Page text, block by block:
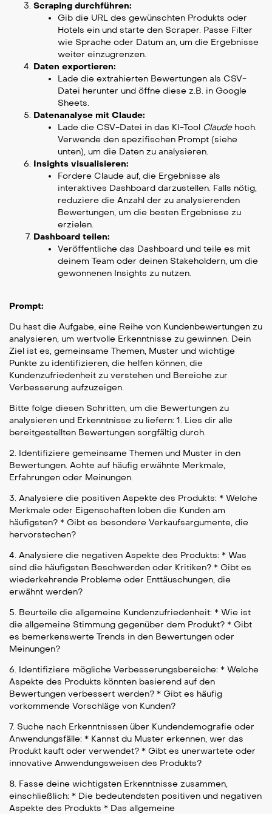
Scraping durchführen:
Gib die URL des gewünschten Produkts oder
Hotels ein und starte den Scraper. Passe Filter
wie Sprache oder Datum an, um die Ergebnisse
weiter einzugrenzen.
Daten exportieren:
Lade die extrahierten Bewertungen als CSV-
Datei herunter und öffne diese z.B. in Google
Sheets.
Datenanalyse mit Claude:
Lade die CSV-Datei in das KI-Tool Claudehoch.
Verwende den spezifischen Prompt (siehe
unten), um die Daten zu analysieren.
Insights visualisieren:
Fordere Claude auf, die Ergebnisse als
interaktives Dashboard darzustellen. Falls nötig,
reduziere die Anzahl der zu analysierenden
Bewertungen, um die besten Ergebnisse zu
erzielen.
Dashboard teilen:
Veröffentliche das Dashboard und teile es mit
deinem Team oder deinen Stakeholdern, um die
gewonnenen Insights zu nutzen.
Prompt:
Du hast die Aufgabe, eine Reihe von Kundenbewertungen zu
analysieren, um wertvolle Erkenntnisse zu gewinnen. Dein
Ziel ist es, gemeinsame Themen, Muster und wichtige
Punkte zu identifizieren, die helfen können, die
Kundenzufriedenheit zu verstehen und Bereiche zur
Verbesserung aufzuzeigen.
Bitte folge diesen Schritten, um die Bewertungen zu
analysieren und Erkenntnisse zu liefern: 1. Lies dir alle
bereitgestellten Bewertungen sorgfältig durch.
2. Identifiziere gemeinsame Themen und Muster in den
Bewertungen. Achte auf häufig erwähnte Merkmale,
Erfahrungen oder Meinungen.
3. Analysiere die positiven Aspekte des Produkts: * Welche
Merkmale oder Eigenschaften loben die Kunden am
häufigsten? * Gibt es besondere Verkaufsargumente, die
hervorstechen?
4. Analysiere die negativen Aspekte des Produkts: * Was
sind die häufigsten Beschwerden oder Kritiken? * Gibt es
wiederkehrende Probleme oder Enttäuschungen, die
erwähnt werden?
5. Beurteile die allgemeine Kundenzufriedenheit: * Wie ist
die allgemeine Stimmung gegenüber dem Produkt? * Gibt
es bemerkenswerte Trends in den Bewertungen oder
Meinungen?
6. Identifiziere mögliche Verbesserungsbereiche: * Welche
Aspekte des Produkts könnten basierend auf den
Bewertungen verbessert werden? * Gibt es häufig
vorkommende Vorschläge von Kunden?
7. Suche nach Erkenntnissen über Kundendemografie oder
Anwendungsfälle: * Kannst du Muster erkennen, wer das
Produkt kauft oder verwendet? * Gibt es unerwartete oder
innovative Anwendungsweisen des Produkts?
8. Fasse deine wichtigsten Erkenntnisse zusammen,
einschließlich: * Die bedeutendsten positiven und negativen
Aspekte des Produkts * Das allgemeine